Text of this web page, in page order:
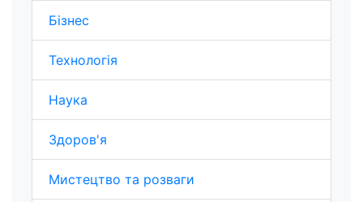
Бізнес
Технологія
Наука
Здоров'я
Мистецтво та розваги